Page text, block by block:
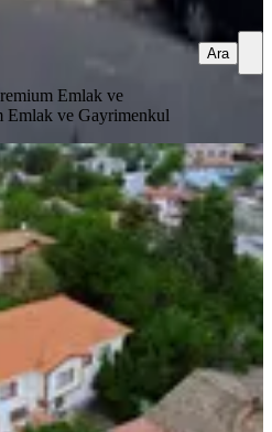
Emlak ve
Emlak ve Gayrimenkul
Ara
Çarşı İçinde Bahçeli
Konak
·01.07.2026